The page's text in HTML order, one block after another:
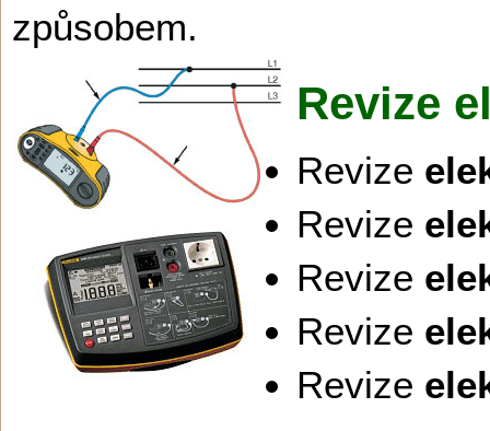
způsobem.
Revize
Revize
Revize
Revize
Revize
Revize